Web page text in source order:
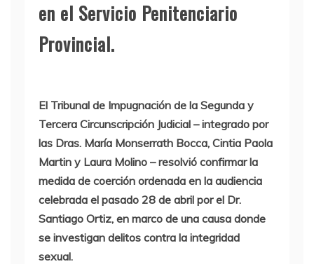
en el Servicio Penitenciario
Provincial.
El Tribunal de Impugnación de la Segunda y
Tercera Circunscripción Judicial – integrado por
las Dras. María Monserrath Bocca, Cintia Paola
Martin y Laura Molino – resolvió confirmar la
medida de coerción ordenada en la audiencia
celebrada el pasado 28 de abril por el Dr.
Santiago Ortiz, en marco de una causa donde
se investigan delitos contra la integridad
sexual.